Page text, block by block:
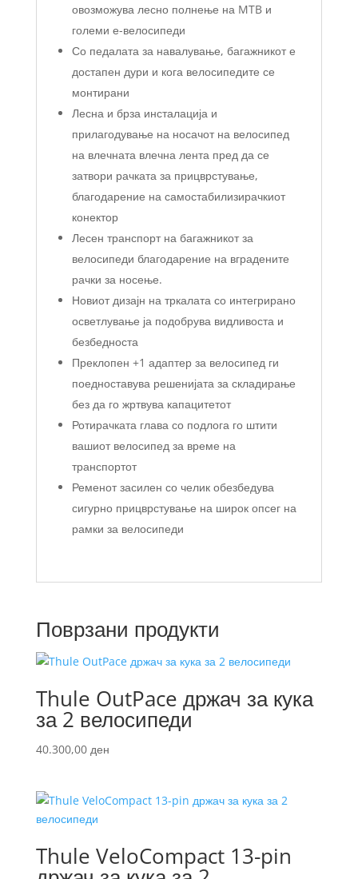
овозможува лесно полнење на MTB и
големи е-велосипеди
Со педалата за навалување, багажникот е
достапен дури и кога велосипедите се
монтирани
Лесна и брза инсталација и
прилагодување на носачот на велосипед
на влечната влечна лента пред да се
затвори рачката за прицврстување,
благодарение на самостабилизирачкиот
конектор
Лесен транспорт на багажникот за
велосипеди благодарение на вградените
рачки за носење.
Новиот дизајн на тркалата со интегрирано
осветлување ја подобрува видливоста и
безбедноста
Преклопен +1 адаптер за велосипед ги
поедноставува решенијата за складирање
без да го жртвува капацитетот
Ротирачката глава со подлога го штити
вашиот велосипед за време на
транспортот
Ременот засилен со челик обезбедува
сигурно прицврстување на широк опсег на
рамки за велосипеди
Поврзани продукти
Thule OutPace држач за кука
за 2 велосипеди
40.300,00 ден
Thule VeloCompact 13-pin